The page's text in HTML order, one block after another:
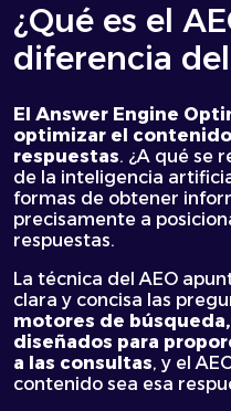
¿Qué es el
diferencia del
El Answer Engine
optimizar el
respuestas. ¿A qué se
de la inteligencia
formas de obtener
precisamente a
respuestas.
La técnica del AEO
clara y concisa las
motores de
diseñados para
a las consultas, y el
contenido sea esa